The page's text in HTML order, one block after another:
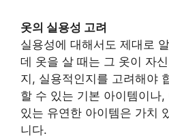
옷의 실용성 고려
실용성에 대해서도 제대로
데 옷을 살 때는 그 옷이 자
지, 실용적인지를 고려해야
할 수 있는 기본 아이템이나
있는 유연한 아이템은 가치
니다.